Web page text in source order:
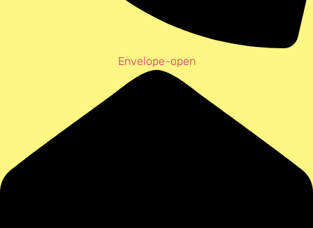
Envelope-open